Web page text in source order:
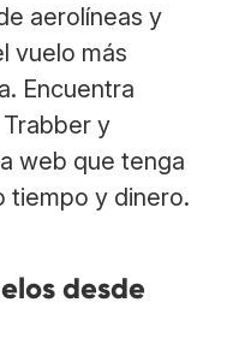
aerolíneas y
vuelo más
Encuentra
y
web que tenga
tiempo y dinero.
desde